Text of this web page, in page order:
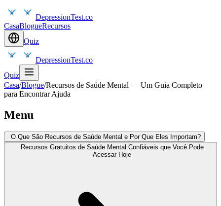
DepressionTest.co
CasaBlogueRecursos
Quiz
DepressionTest.co
Quiz
Casa/Blogue/Recursos de Saúde Mental — Um Guia Completo
para Encontrar Ajuda
Menu
O Que São Recursos de Saúde Mental e Por Que Eles Importam?
Recursos Gratuitos de Saúde Mental Confiáveis que Você Pode
Acessar Hoje